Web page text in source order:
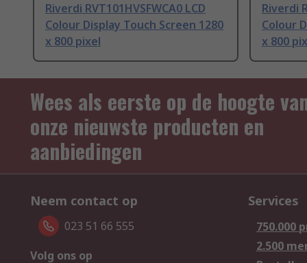
Riverdi RVT101HVSFWCA0 LCD
Colour Display Touch Screen 1280
x 800 pixel
Riverdi
Colour
x 800
Wees als eerste op de hoogte
onze nieuwste producten en
aanbiedingen
Neem contact op
023 51 66 555
Volg ons op
Services
750.000
2.500